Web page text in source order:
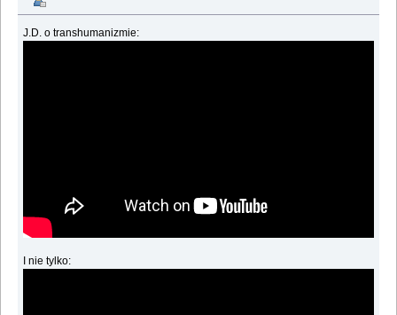
J.D. o transhumanizmie:
I nie tylko: